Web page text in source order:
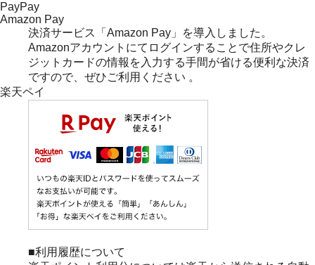
PayPay
Amazon Pay
決済サービス「Amazon Pay」を導入しました。
Amazonアカウントにてログインすることで住所やクレ
ジットカードの情報を入力する手間が省ける便利な決済
ですので、ぜひご利用ください 。
楽天ペイ
■利用履歴について